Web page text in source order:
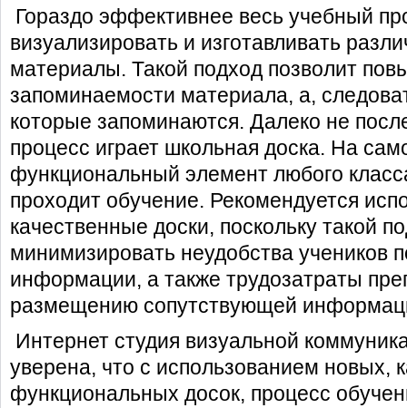
Гораздо эффективнее весь учебный
визуализировать и изготавливать
материалы. Такой подход позволит
запоминаемости материала, а,
которые запоминаются. Далеко не
процесс играет школьная доска. На
функциональный элемент любого
проходит обучение. Рекомендуется
качественные доски, поскольку такой
минимизировать неудобства учеников
информации, а также трудозатраты
размещению сопутствующей
Интернет студия визуальной
уверена, что с использованием новых,
функциональных досок, процесс